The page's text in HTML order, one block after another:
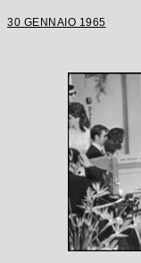
30 GENNAIO 1965